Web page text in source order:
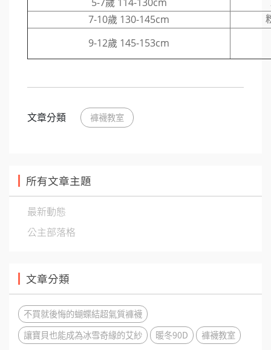
7-10歲 130-145cm
9-12歲 145-153cm
文章分類 褲襪教室
所有文章主題
最新動態
公主部落格
文章分類
不買就後悔的蝴蝶結超氣質褲襪
讓寶貝也能成為冰雪奇緣的艾紗
暖冬90D 褲襪教室